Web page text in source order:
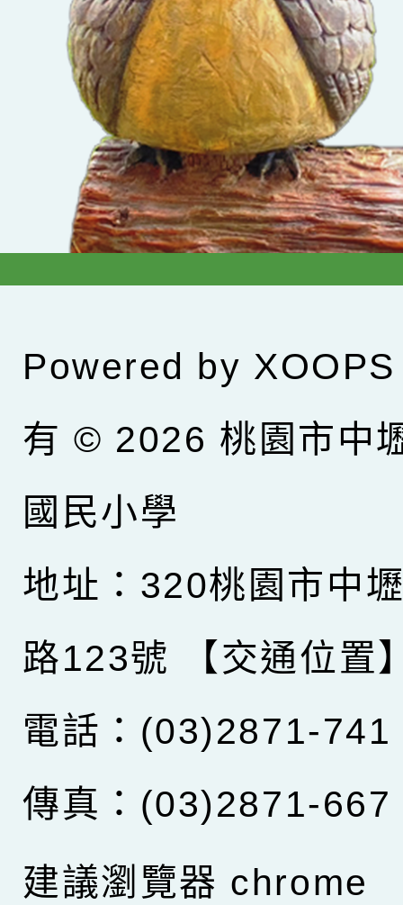
Powered by XOOPS
有 © 2026 桃園市中
國民小學
地址：320桃園市中
路123號
【交通位置
電話：(03)2871-741
傳真：(03)2871-667
建議瀏覽器 chrome